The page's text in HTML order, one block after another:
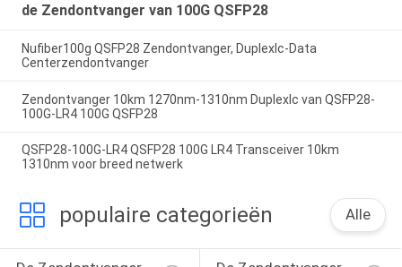
de Zendontvanger van 100G QSFP28
Nufiber100g QSFP28 Zendontvanger, Duplexlc-Data
Centerzendontvanger
Zendontvanger 10km 1270nm-1310nm Duplexlc van QSFP28-
100G-LR4 100G QSFP28
QSFP28-100G-LR4 QSFP28 100G LR4 Transceiver 10km
1310nm voor breed netwerk
populaire categorieën Alle